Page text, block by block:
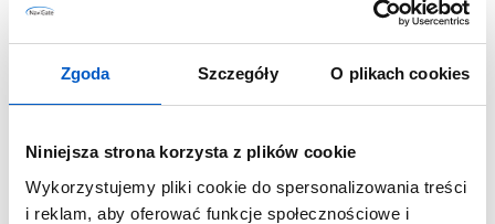
Zgoda Szczegóły O plikach cookies
Niniejsza strona korzysta z plików cookie
Wykorzystujemy pliki cookie do spersonalizowania treści
i reklam, aby oferować funkcje społecznościowe i